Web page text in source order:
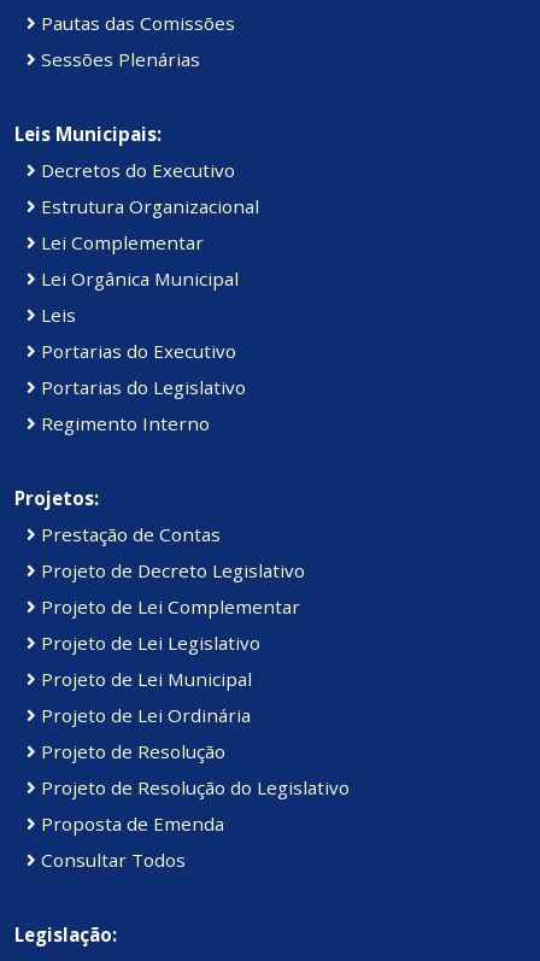
Pautas das Comissões
Sessões Plenárias
Leis Municipais:
Decretos do Executivo
Estrutura Organizacional
Lei Complementar
Lei Orgânica Municipal
Leis
Portarias do Executivo
Portarias do Legislativo
Regimento Interno
Projetos:
Prestação de Contas
Projeto de Decreto Legislativo
Projeto de Lei Complementar
Projeto de Lei Legislativo
Projeto de Lei Municipal
Projeto de Lei Ordinária
Projeto de Resolução
Projeto de Resolução do Legislativo
Proposta de Emenda
Consultar Todos
Legislação: